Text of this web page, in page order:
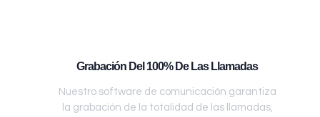
Grabación Del 100% De Las Llamadas
Nuestro software de comunicación garantiza
la grabación de la totalidad de las llamadas,